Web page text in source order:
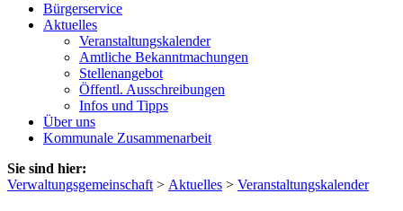
Bürgerservice
Aktuelles
Veranstaltungskalender
Amtliche Bekanntmachungen
Stellenangebot
Öffentl. Ausschreibungen
Infos und Tipps
Über uns
Kommunale Zusammenarbeit
Sie sind hier:
Verwaltungsgemeinschaft > Aktuelles > Veranstaltungskalender